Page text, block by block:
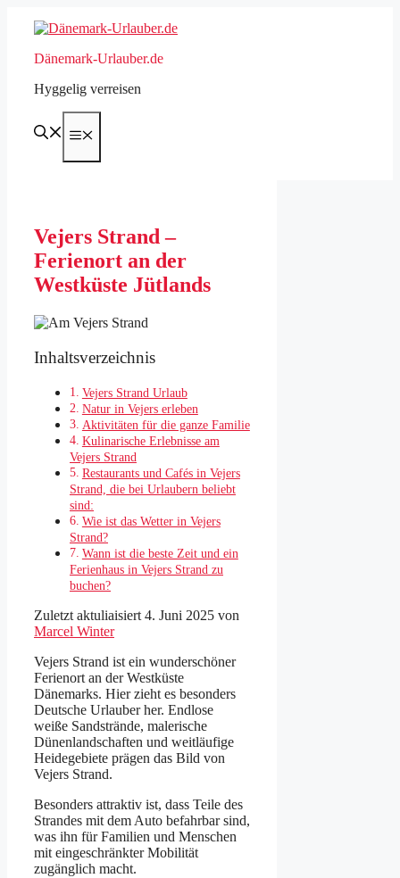
Inhalt
Dänemark-Urlauber.de
Hyggelig verreisen
Menü
Vejers Strand –
Ferienort an der
Westküste Jütlands
Inhaltsverzeichnis
Vejers Strand Urlaub
Natur in Vejers erleben
Aktivitäten für die ganze Familie
Kulinarische Erlebnisse am
Vejers Strand
Restaurants und Cafés in Vejers
Strand, die bei Urlaubern beliebt
sind:
Wie ist das Wetter in Vejers
Strand?
Wann ist die beste Zeit und ein
Ferienhaus in Vejers Strand zu
buchen?
Zuletzt aktuliaisiert 4. Juni 2025 von
Marcel Winter
Vejers Strand ist ein wunderschöner
Ferienort an der Westküste
Dänemarks. Hier zieht es besonders
Deutsche Urlauber her. Endlose
weiße Sandstrände, malerische
Dünenlandschaften und weitläufige
Heidegebiete prägen das Bild von
Vejers Strand.
Besonders attraktiv ist, dass Teile des
Strandes mit dem Auto befahrbar sind,
was ihn für Familien und Menschen
mit eingeschränkter Mobilität
zugänglich macht.